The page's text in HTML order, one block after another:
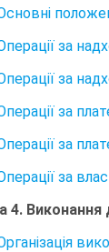
за
за
за
за
за
4.